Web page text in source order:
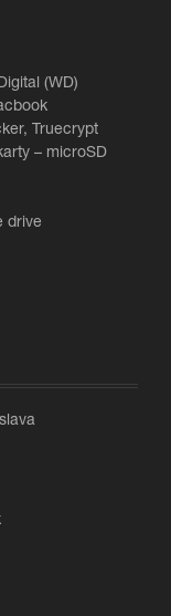
(WD)
Truecrypt
– microSD
drive